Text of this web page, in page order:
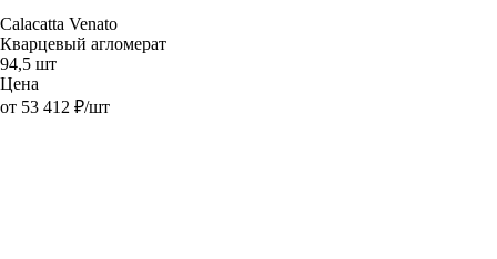
Calacatta Venato
Кварцевый агломерат
94,5 шт
Цена
от 53 412 ₽/шт